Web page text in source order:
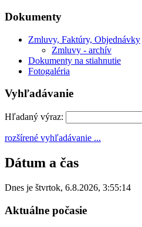
Dokumenty
Zmluvy, Faktúry, Objednávky
Zmluvy - archív
Dokumenty na stiahnutie
Fotogaléria
Vyhľadávanie
Hľadaný výraz:
rozšírené vyhľadávanie ...
Dátum a čas
Dnes je štvrtok, 6.8.2026, 3:55:14
Aktuálne počasie